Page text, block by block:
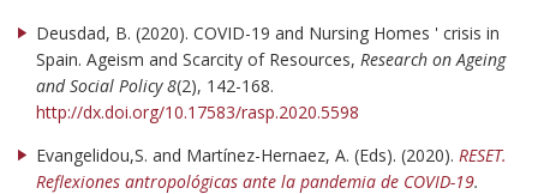
Deusdad, B. (2020). COVID-19 and Nursing Homes ' crisis in
Spain. Ageism and Scarcity of Resources, Research on Ageing
and Social Policy 8(2), 142-168.
http://dx.doi.org/10.17583/rasp.2020.5598
Evangelidou,S. and Martínez-Hernaez, A. (Eds). (2020). RESET.
Reflexiones antropológicas ante la pandemia de COVID-19.